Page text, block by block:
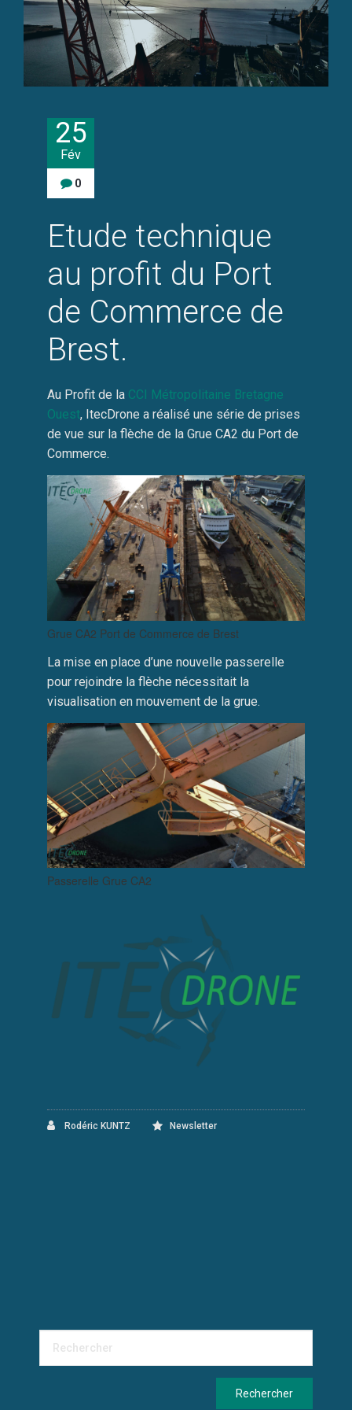
25
Fév
0
Etude technique
au profit du Port
de Commerce de
Brest.
Au Profit de la CCI Métropolitaine Bretagne
Ouest, ItecDrone a réalisé une série de prises
de vue sur la flèche de la Grue CA2 du Port de
Commerce.
Grue CA2 Port de Commerce de Brest
La mise en place d’une nouvelle passerelle
pour rejoindre la flèche nécessitait la
visualisation en mouvement de la grue.
Passerelle Grue CA2
Rodéric KUNTZ Newsletter